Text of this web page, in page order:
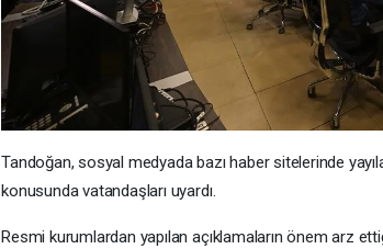
Tandoğan, sosyal medyada bazı haber sitelerinde
konusunda vatandaşları uyardı.
Resmi kurumlardan yapılan açıklamaların önem arz